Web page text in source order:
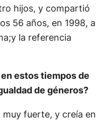
hijos, y compartió
56 años, en 1998, a
la referencia
estos tiempos de
de géneros?
fuerte, y creía en